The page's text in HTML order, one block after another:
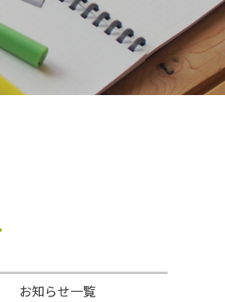
はこちらから】
ロジェクト
お知らせ一覧